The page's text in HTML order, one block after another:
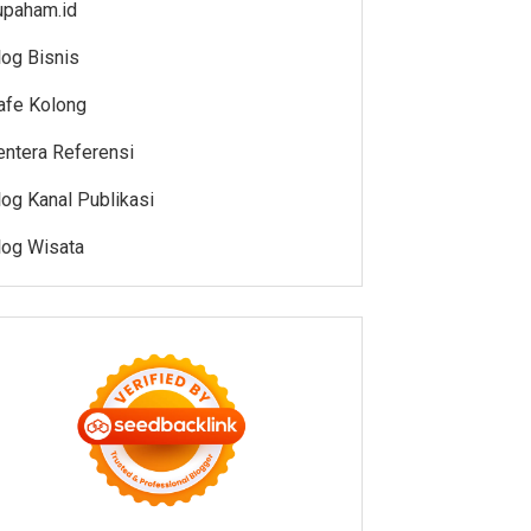
Bisnis
Kolong
Referensi
Kanal Publikasi
Wisata